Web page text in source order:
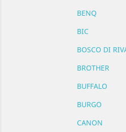
BENQ
BIC
BOSCO DI
BROTHER
BUFFALO
BURGO
CANON